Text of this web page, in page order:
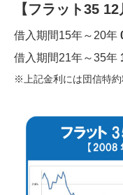
【フラット35 12
借入期間15年～20年
借入期間21年～35年
※上記金利には団信特約